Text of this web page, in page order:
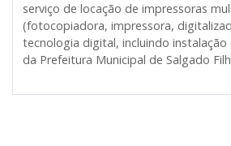
serviço de locação de impressoras
(fotocopiadora, impressora,
tecnologia digital, incluindo instalação
da Prefeitura Municipal de Salgado